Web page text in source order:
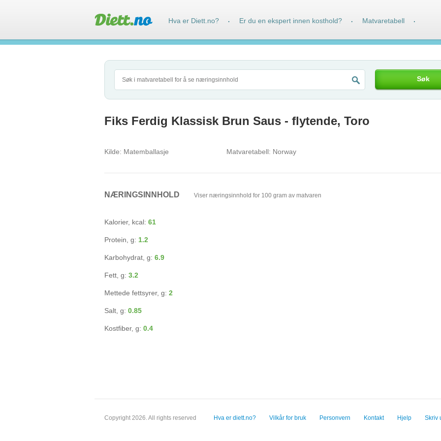
Søk
Fiks Ferdig Klassisk Brun Saus - flytende, Toro
Kilde: Matemballasje Matvaretabell: Norway
NÆRINGSINNHOLD Viser næringsinnhold for 100 gram av matvaren
Kalorier, kcal: 61
Protein, g: 1.2
Karbohydrat, g: 6.9
Fett, g: 3.2
Mettede fettsyrer, g: 2
Salt, g: 0.85
Kostfiber, g: 0.4
Copyright 2026. All rights reserved Hva er diett.no? Vilkår for bruk Personvern Kontakt Hjelp Skriv
Hva er Diett.no? · Er du en ekspert innen kosthold? · Matvaretabell ·